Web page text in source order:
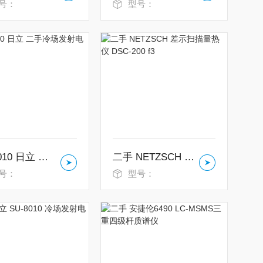
： 型号：
SU-8010 日立 二手冷场发射电镜
：
二手 NETZSCH 差示扫描量热仪 DSC-200 f3
型号：